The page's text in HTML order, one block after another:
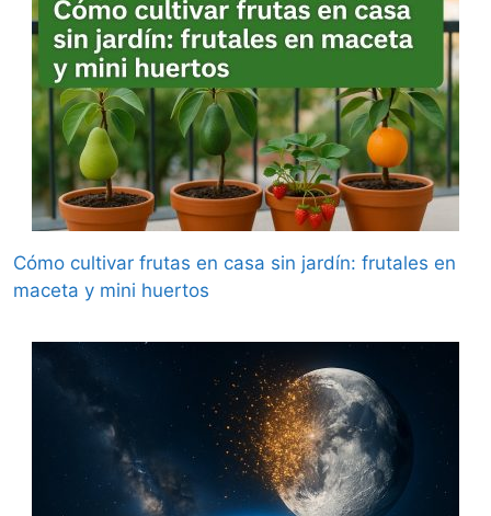
Cómo cultivar frutas en casa sin jardín: frutales en
maceta y mini huertos